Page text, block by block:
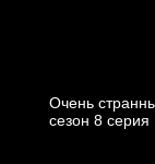
Очень
cезон 8 cерия